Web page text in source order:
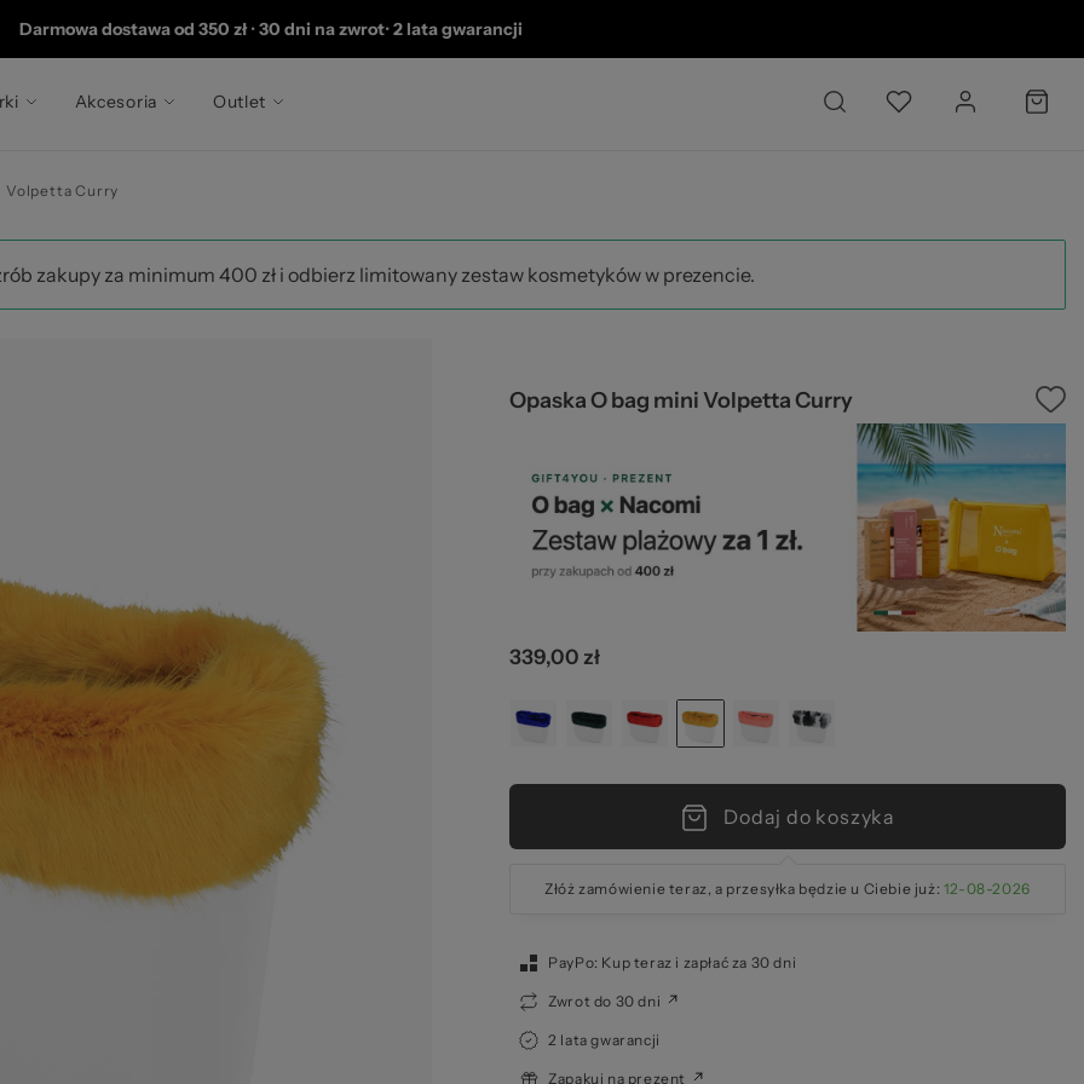
Darmowa dostawa od 350 zł •30 dni na zwrot•2 lata gwarancji
Akcesoria Outlet
Volpetta Curry
zakupy za minimum 400 zł i odbierz limitowany zestaw kosmetyków w prezencie.
Opaska O bag mini Volpetta Curry
339,00 zł
Dodaj do koszyka
Złóż zamówienie teraz, a przesyłka będzie u Ciebie już: 12-08-2026
PayPo: Kup teraz i zapłać za 30 dni
Zwrot do 30 dni
2 lata gwarancji
Zapakuj na prezent